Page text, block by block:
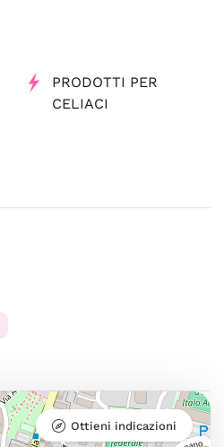
PRODOTTI PER
CELIACI
Ottieni indicazioni